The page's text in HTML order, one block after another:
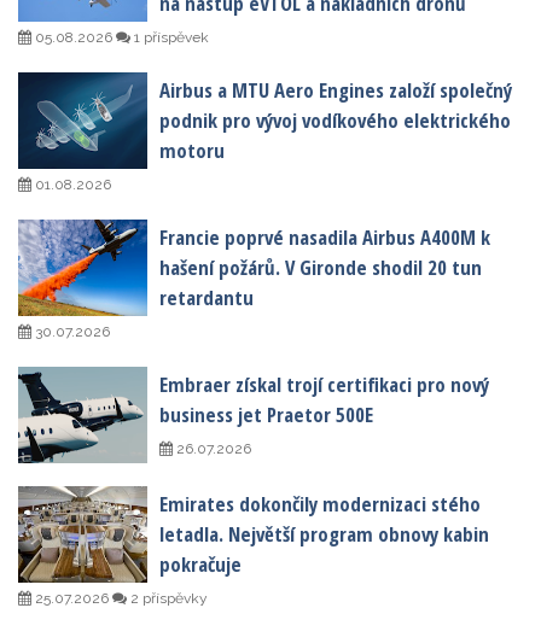
05.08.2026 1 příspěvek
Airbus a MTU Aero Engines založí společný
podnik pro vývoj vodíkového elektrického
motoru
01.08.2026
Francie poprvé nasadila Airbus A400M k
hašení požárů. V Gironde shodil 20 tun
retardantu
30.07.2026
Embraer získal trojí certifikaci pro nový
business jet Praetor 500E
26.07.2026
Emirates dokončily modernizaci stého
letadla. Největší program obnovy kabin
pokračuje
25.07.2026 2 příspěvky